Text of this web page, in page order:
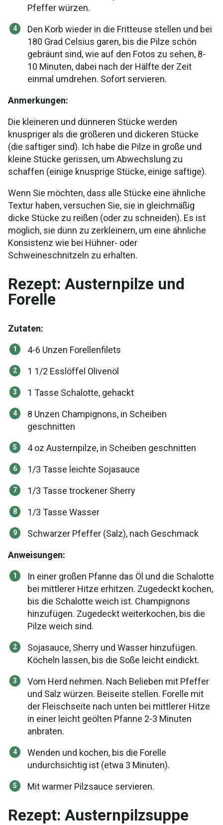
Pfeffer würzen.
Den Korb wieder in die Fritteuse stellen und bei
180 Grad Celsius garen, bis die Pilze schön
gebräunt sind, wie auf den Fotos zu sehen, 8-
10 Minuten, dabei nach der Hälfte der Zeit
einmal umdrehen. Sofort servieren.
Anmerkungen:
Die kleineren und dünneren Stücke werden
knuspriger als die größeren und dickeren Stücke
(die saftiger sind). Ich habe die Pilze in große und
kleine Stücke gerissen, um Abwechslung zu
schaffen (einige knusprige Stücke, einige saftige).
Wenn Sie möchten, dass alle Stücke eine ähnliche
Textur haben, versuchen Sie, sie in gleichmäßig
dicke Stücke zu reißen (oder zu schneiden). Es ist
möglich, sie dünn zu zerkleinern, um eine ähnliche
Konsistenz wie bei Hühner- oder
Schweineschnitzeln zu erhalten.
Rezept: Austernpilze und
Forelle
Zutaten:
4-6 Unzen Forellenfilets
1 1/2 Esslöffel Olivenöl
1 Tasse Schalotte, gehackt
8 Unzen Champignons, in Scheiben
geschnitten
4 oz Austernpilze, in Scheiben geschnitten
1/3 Tasse leichte Sojasauce
1/3 Tasse trockener Sherry
1/3 Tasse Wasser
Schwarzer Pfeffer (Salz), nach Geschmack
Anweisungen:
In einer großen Pfanne das Öl und die Schalotte
bei mittlerer Hitze erhitzen. Zugedeckt kochen,
bis die Schalotte weich ist. Champignons
hinzufügen. Zugedeckt weiterkochen, bis die
Pilze weich sind.
Sojasauce, Sherry und Wasser hinzufügen.
Köcheln lassen, bis die Soße leicht eindickt.
Vom Herd nehmen. Nach Belieben mit Pfeffer
und Salz würzen. Beiseite stellen. Forelle mit
der Fleischseite nach unten bei mittlerer Hitze
in einer leicht geölten Pfanne 2-3 Minuten
anbraten.
Wenden und kochen, bis die Forelle
undurchsichtig ist (etwa 3 Minuten).
Mit warmer Pilzsauce servieren.
Rezept: Austernpilzsuppe